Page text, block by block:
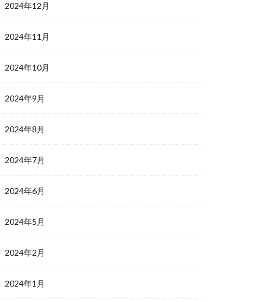
2024年12月
2024年11月
2024年10月
2024年9月
2024年8月
2024年7月
2024年6月
2024年5月
2024年2月
2024年1月